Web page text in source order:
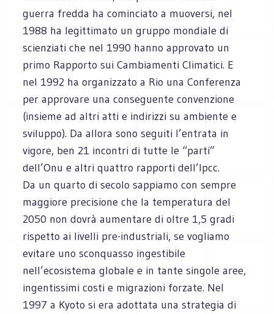
guerra fredda ha cominciato a muoversi, nel
1988 ha legittimato un gruppo mondiale di
scienziati che nel 1990 hanno approvato un
primo Rapporto sui Cambiamenti Climatici. E
nel 1992 ha organizzato a Rio una Conferenza
per approvare una conseguente convenzione
(insieme ad altri atti e indirizzi su ambiente e
sviluppo). Da allora sono seguiti l’entrata in
vigore, ben 21 incontri di tutte le “parti”
dell’Onu e altri quattro rapporti dell’Ipcc.
Da un quarto di secolo sappiamo con sempre
maggiore precisione che la temperatura del
2050 non dovrà aumentare di oltre 1,5 gradi
rispetto ai livelli pre-industriali, se vogliamo
evitare uno sconquasso ingestibile
nell’ecosistema globale e in tante singole aree,
ingentissimi costi e migrazioni forzate. Nel
1997 a Kyoto si era adottata una strategia di